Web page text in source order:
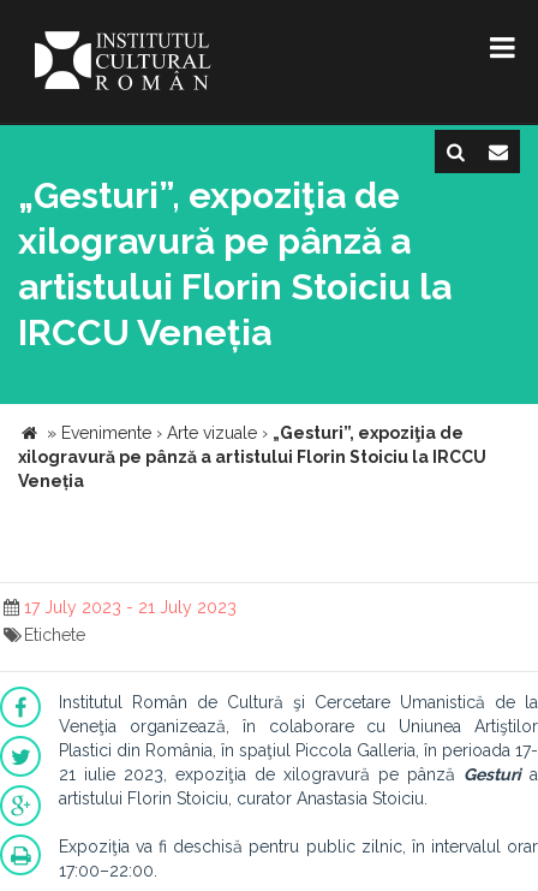
„Gesturi”, expoziţia de
xilogravură pe pânză a
artistului Florin Stoiciu la
IRCCU Veneția
» Evenimente › Arte vizuale › „Gesturi”, expoziţia de
xilogravură pe pânză a artistului Florin Stoiciu la IRCCU
Veneția
17 July 2023 - 21 July 2023
Etichete
Institutul Român de Cultură şi Cercetare Umanistică de la
Veneţia organizează, în colaborare cu Uniunea Artiştilor
Plastici din România, în spaţiul Piccola Galleria, în perioada 17-
21 iulie 2023, expoziţia de xilogravură pe pânză Gesturia
artistului Florin Stoiciu, curator Anastasia Stoiciu.
Expoziţia va fi deschisă pentru public zilnic, în intervalul orar
17:00–22:00.